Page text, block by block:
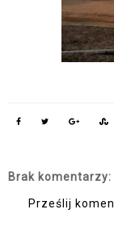
Brak komentarzy:
Prześlij